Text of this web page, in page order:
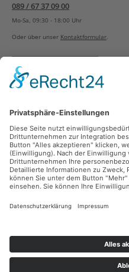
089 / 67 37 09 00
Mo-Sa, 09:30 - 18:00 Uhr
Oder über unser Kontaktformular
Vertrag widerrufen
Zahlungsarten
Sicher Einkaufen
Ladengeschäft
Newsletter
Facebook